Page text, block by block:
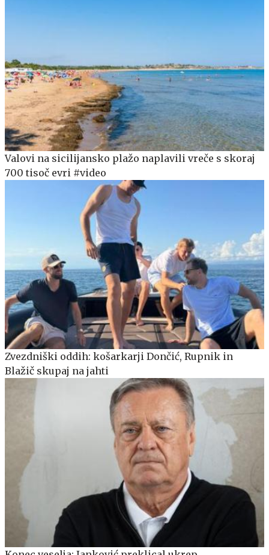
Valovi na sicilijansko plažo naplavili vreče s skoraj
700 tisoč evri #video
Zvezdniški oddih: košarkarji Dončić, Rupnik in
Blažič skupaj na jahti